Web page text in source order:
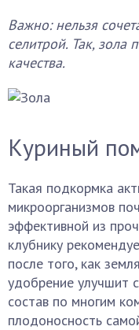
Важно: нельзя
селитрой. Так, зола
качества.
Куриный
Такая подкормка
микроорганизмов
эффективной из
клубнику
после того, как
удобрение улучшит
состав по многим
плодоносность